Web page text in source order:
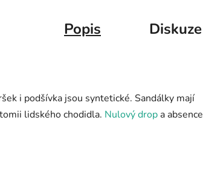
Popis Diskuze
i podšívka jsou syntetické. Sandálky mají
lidského chodidla. Nulový drop a absence